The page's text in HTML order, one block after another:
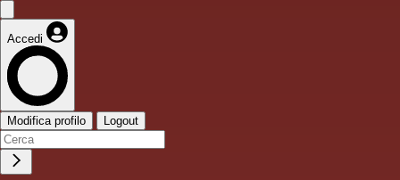
Accedi
Modifica profilo Logout